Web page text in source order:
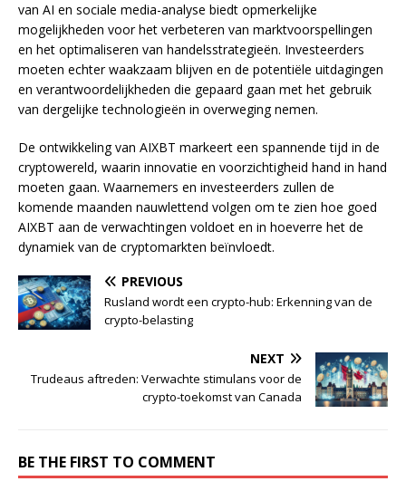
van AI en sociale media-analyse biedt opmerkelijke
mogelijkheden voor het verbeteren van marktvoorspellingen
en het optimaliseren van handelsstrategieën. Investeerders
moeten echter waakzaam blijven en de potentiële uitdagingen
en verantwoordelijkheden die gepaard gaan met het gebruik
van dergelijke technologieën in overweging nemen.
De ontwikkeling van AIXBT markeert een spannende tijd in de
cryptowereld, waarin innovatie en voorzichtigheid hand in hand
moeten gaan. Waarnemers en investeerders zullen de
komende maanden nauwlettend volgen om te zien hoe goed
AIXBT aan de verwachtingen voldoet en in hoeverre het de
dynamiek van de cryptomarkten beïnvloedt.
PREVIOUS
Rusland wordt een crypto-hub: Erkenning van de
crypto-belasting
NEXT
Trudeaus aftreden: Verwachte stimulans voor de
crypto-toekomst van Canada
BE THE FIRST TO COMMENT